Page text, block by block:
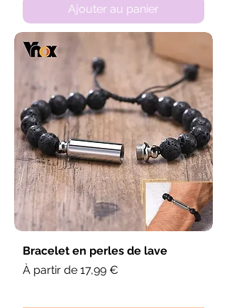
Ajouter au panier
Bracelet en perles de lave
À partir de 17,99 €
Prix promotionnel